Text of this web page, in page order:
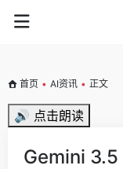
首页 • AI资讯 • 正文
🔊 点击朗读
Gemini 3.5